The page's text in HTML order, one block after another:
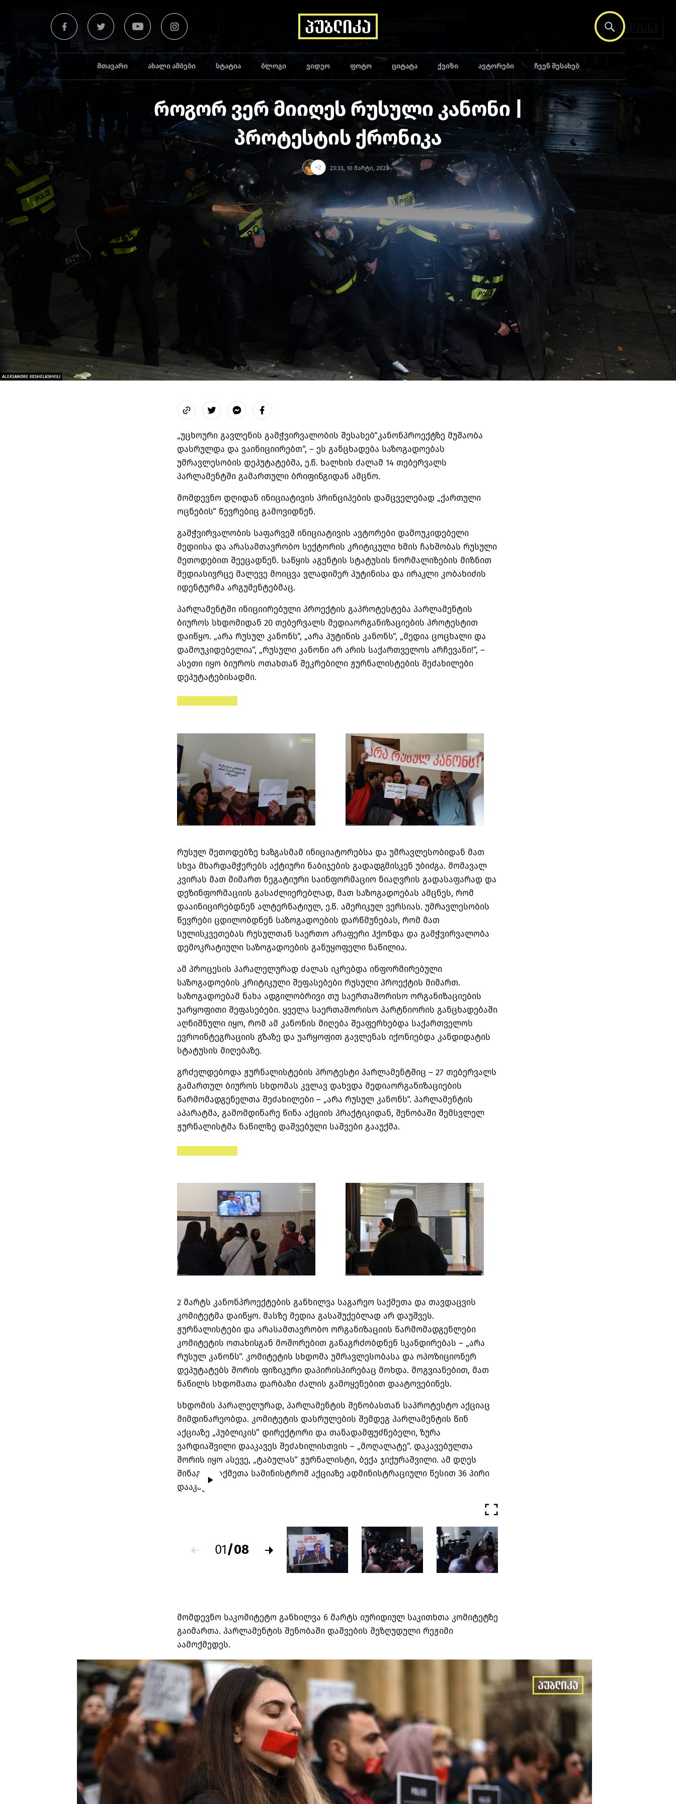
ᲛᲗᲐᲕᲐᲠᲘ ᲐᲮᲐᲚᲘ ᲐᲛᲑᲔᲑᲘ ᲡᲢᲐᲢᲘᲐ ᲑᲚᲝᲒᲘ ᲕᲘᲓᲔᲝ ᲤᲝᲢᲝ ᲪᲘᲢᲐᲢᲐ ᲥᲕᲘᲖᲘ ᲐᲕᲢᲝᲠᲔᲑᲘ ᲩᲕᲔᲜ ᲨᲔᲡᲐᲮᲔᲑ
როგორ ვერ მიიღეს რუსული კანონი |
პროტესტის ქრონიკა
+2 23:33, 10 მარტი, 2023
„უცხოური გავლენის გამჭვირვალობის შესახებ“კანონპროექტზე მუშაობა
დასრულდა და ვაინიციირებთ“, – ეს განცხადება საზოგადოებას
უმრავლესობის დეპუტატებმა, ე.წ. ხალხის ძალამ 14 თებერვალს
პარლამენტში გამართული ბრიფინგიდან ამცნო.
მომდევნო დღიდან ინიციატივის პრინციპების დამცველებად „ქართული
ოცნების“ წევრებიც გამოვიდნენ.
გამჭვირვალობის საფარვეშ ინიციატივის ავტორები დამოუკიდებელი
მედიისა და არასამთავრობო სექტორის კრიტიკული ხმის ჩახშობას რუსული
მეთოდებით შეეცადნენ. საწყის აგენტის სტატუსის ნორმალიზების მიზნით
მედიასივრცე მალევე მოიცვა ვლადიმერ პუტინისა და ირაკლი კობახიძის
იდენტურმა არგუმენტებმაც.
პარლამენტში ინიციირებული პროექტის გაპროტესტება პარლამენტის
ბიუროს სხდომიდან 20 თებერვალს მედიაორგანიზაციების პროტესტით
დაიწყო. „არა რუსულ კანონს“, „არა პუტინის კანონს“, „მედია ცოცხალი და
დამოუკიდებელია“, „რუსული კანონი არ არის საქართველოს არჩევანი!“, –
ასეთი იყო ბიუროს ოთახთან შეკრებილი ჟურნალისტების შეძახილები
დეპუტატებისადმი.
რუსულ მეთოდებზე ხაზგასმამ ინიციატორებსა და უმრავლესობიდან მათ
სხვა მხარდამჭერებს აქტიური ნაბიჯების გადადგმისკენ უბიძგა. მომავალ
კვირას მათ მიმართ ნეგატიური საინფორმაციო ნიაღვრის გადასაფარად და
დეზინფორმაციის გასაძლიერებლად, მათ საზოგადოებას ამცნეს, რომ
დააინიცირებდნენ ალტერნატიულ, ე.წ. ამერიკულ ვერსიას. უმრავლესობის
წევრები ცდილობდნენ საზოგადოების დარწმუნებას, რომ მათ
სულისკვეთებას რუსულთან საერთო არაფერი ჰქონდა და გამჭვირვალობა
დემოკრატიული საზოგადოების განუყოფელი ნაწილია.
ამ პროცესის პარალელურად ძალას იკრებდა ინფორმირებული
საზოგადოების კრიტიკული შეფასებები რუსული პროექტის მიმართ.
საზოგადოებამ ნახა ადგილობრივი თუ საერთაშორისო ორგანიზაციების
უარყოფითი შეფასებები. ყველა საერთაშორისო პარტნიორის განცხადებაში
აღნიშნული იყო, რომ ამ კანონის მიღება შეაფერხებდა საქართველოს
ევროინტეგრაციის გზაზე და უარყოფით გავლენას იქონიებდა კანდიდატის
სტატუსის მიღებაზე.
გრძელდებოდა ჟურნალისტების პროტესტი პარლამენტშიც – 27 თებერვალს
გამართულ ბიუროს სხდომას კვლავ დახვდა მედიაორგანიზაციების
წარმომადგენელთა შეძახილები – „არა რუსულ კანონს“. პარლამენტის
აპარატმა, გამომდინარე წინა აქციის პრაქტიკიდან, შენობაში შემსვლელ
ჟურნალისტმა ნაწილზე დაშვებული საშვები გააუქმა.
2 მარტს კანონპროექტების განხილვა საგარეო საქმეთა და თავდაცვის
კომიტეტმა დაიწყო. მასზე მედია გასაშუქებლად არ დაუშვეს.
ჟურნალისტები და არასამთავრობო ორგანიზაციის წარმომადგენლები
კომიტეტის ოთახისგან მოშორებით განაგრძობდნენ სკანდირებას – „არა
რუსულ კანონს“. კომიტეტის სხდომა უმრავლესობასა და ოპოზიციონერ
დეპუტატებს შორის ფიზიკური დაპირისპირებაც მოხდა. მოგვიანებით, მათ
ნაწილს სხდომათა დარბაზი ძალის გამოყენებით დაატოვებინეს.
სხდომის პარალელურად, პარლამენტის შენობასთან საპროტესტო აქციაც
მიმდინარეობდა. კომიტეტის დასრულების შემდეგ პარლამენტის წინ
აქციაზე „პუბლიკის” დირექტორი და თანადამფუძნებელი, ზურა
ვარდიაშვილი დააკავეს შეძახილისთვის – „მოღალატე“. დაკავებულთა
შორის იყო ასევე, „ტაბულას“ ჟურნალისტი, ბექა ჯიქურაშვილი. ამ დღეს
შინაგან საქმეთა სამინისტრომ აქციაზე ადმინისტრაციული წესით 36 პირი
დააკავა.
01/08
მომდევნო საკომიტეტო განხილვა 6 მარტს იურიდიულ საკითხთა კომიტეტზე
გაიმართა. პარლამენტის შენობაში დაშვების შეზღუდული რეჟიმი
აამოქმედეს.